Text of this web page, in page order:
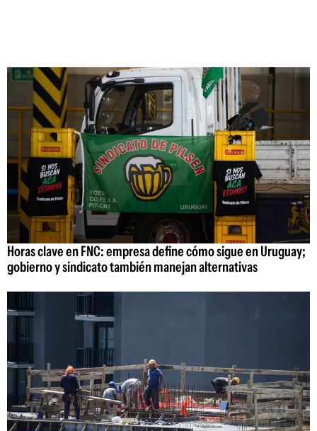
Horas clave en FNC: empresa define cómo sigue en Uruguay;
gobierno y sindicato también manejan alternativas